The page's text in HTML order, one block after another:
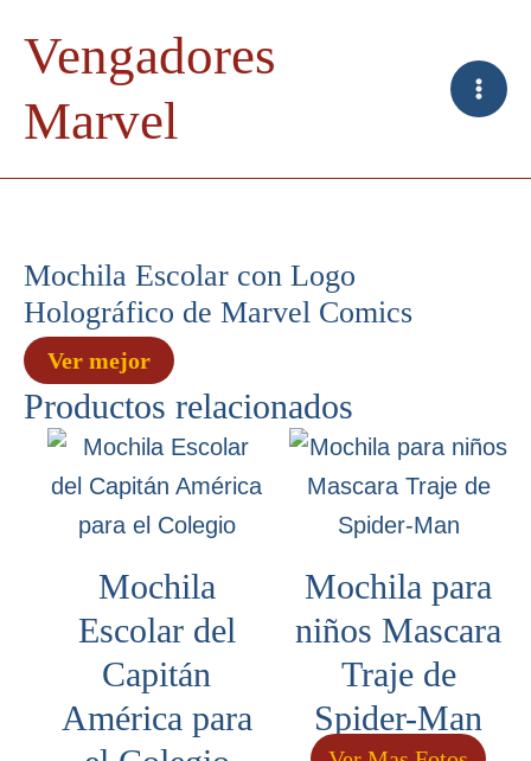
Vengadores
Marvel
Mochila Escolar con Logo
Holográfico de Marvel Comics
Ver mejor
Productos relacionados
Mochila
Escolar del
Capitán
América para
Mochila para
niños Mascara
Traje de
Spider-Man